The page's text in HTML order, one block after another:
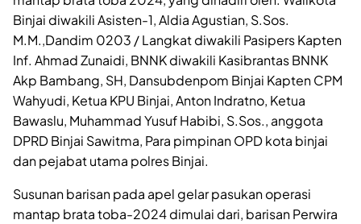
Binjai diwakili Asisten-1, Aldia Agustian, S.Sos.
M.M.,Dandim 0203 / Langkat diwakili Pasipers Kapten
Inf. Ahmad Zunaidi, BNNK diwakili Kasibrantas BNNK
Akp Bambang, SH, Dansubdenpom Binjai Kapten CPM
Wahyudi, Ketua KPU Binjai, Anton Indratno, Ketua
Bawaslu, Muhammad Yusuf Habibi, S.Sos., anggota
DPRD Binjai Sawitma, Para pimpinan OPD kota binjai
dan pejabat utama polres Binjai.
Susunan barisan pada apel gelar pasukan operasi
mantap brata toba-2024 dimulai dari, barisan Perwira